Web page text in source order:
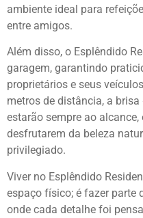
ambiente ideal para
entre amigos.
Além disso, o Esplêndido
garagem, garantindo
proprietários e seus
metros de distância, a
estarão sempre ao
desfrutarem da beleza
privilegiado.
Viver no Esplêndido
espaço físico; é fazer parte
onde cada detalhe foi